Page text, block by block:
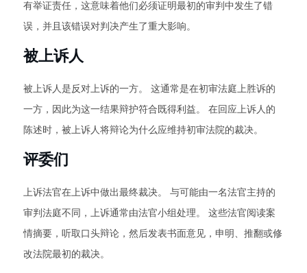
有举证责任，这意味着他们必须证明最初的审判中发生了错
误，并且该错误对判决产生了重大影响。
被上诉人
被上诉人是反对上诉的一方。 这通常是在初审法庭上胜诉的
一方，因此为这一结果辩护符合既得利益。 在回应上诉人的
陈述时，被上诉人将辩论为什么应维持初审法院的裁决。
评委们
上诉法官在上诉中做出最终裁决。 与可能由一名法官主持的
审判法庭不同，上诉通常由法官小组处理。 这些法官阅读案
情摘要，听取口头辩论，然后发表书面意见，申明、推翻或修
改法院最初的裁决。